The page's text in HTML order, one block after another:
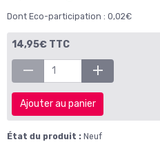
Dont Eco-participation : 0,02€
14,95€ TTC
Ajouter au panier
État du produit : Neuf